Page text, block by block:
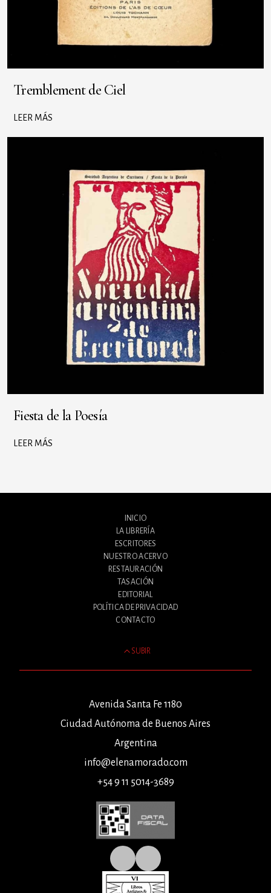
Tremblement de Ciel
LEER MÁS
Fiesta de la Poesía
LEER MÁS
INICIO
LA LIBRERÍA
ESCRITORES
NUESTRO ACERVO
RESTAURACIÓN
TASACIÓN
EDITORIAL
POLÍTICA DE PRIVACIDAD
CONTACTO
SUBIR
Avenida Santa Fe 1180
Ciudad Autónoma de Buenos Aires
Argentina
info@elenamorado.com
+54 9 11 5014-3689